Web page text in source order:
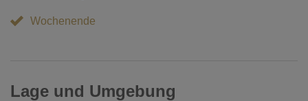
Wochenende
Lage und Umgebung